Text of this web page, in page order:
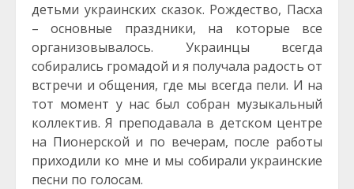
детьми украинских сказок. Рождество, Пасха
– основные праздники, на которые все
организовывалось. Украинцы всегда
собирались громадой и я получала радость от
встречи и общения, где мы всегда пели. И на
тот момент у нас был собран музыкальный
коллектив. Я преподавала в детском центре
на Пионерской и по вечерам, после работы
приходили ко мне и мы собирали украинские
песни по голосам.